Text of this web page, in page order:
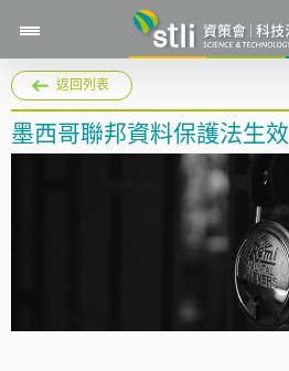
返回列表
墨西哥聯邦資料保護法生效